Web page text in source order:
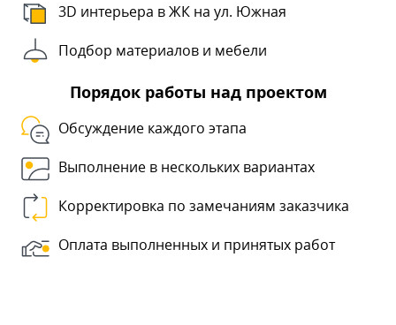
3D интерьера в ЖК на ул. Южная
Подбор материалов и мебели
Порядок работы над проектом
Обсуждение каждого этапа
Выполнение в нескольких вариантах
Корректировка по замечаниям заказчика
Оплата выполненных и принятых работ